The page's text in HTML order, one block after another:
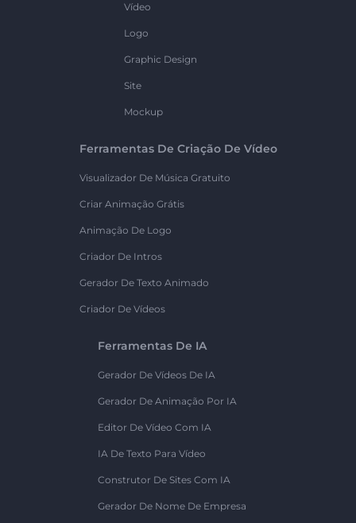
Vídeo
Logo
Graphic Design
Site
Mockup
Ferramentas De Criação De Vídeo
Visualizador De Música Gratuito
Criar Animação Grátis
Animação De Logo
Criador De Intros
Gerador De Texto Animado
Criador De Vídeos
Ferramentas De IA
Gerador De Vídeos De IA
Gerador De Animação Por IA
Editor De Vídeo Com IA
IA De Texto Para Vídeo
Construtor De Sites Com IA
Gerador De Nome De Empresa